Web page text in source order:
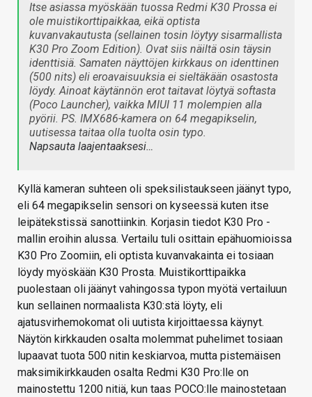
Itse asiassa myöskään tuossa Redmi K30 Prossa ei
ole muistikorttipaikkaa, eikä optista
kuvanvakautusta (sellainen tosin löytyy sisarmallista
K30 Pro Zoom Edition). Ovat siis näiltä osin täysin
identtisiä. Samaten näyttöjen kirkkaus on identtinen
(500 nits) eli eroavaisuuksia ei sieltäkään osastosta
löydy. Ainoat käytännön erot taitavat löytyä softasta
(Poco Launcher), vaikka MIUI 11 molempien alla
pyörii. PS. IMX686-kamera on 64 megapikselin,
uutisessa taitaa olla tuolta osin typo.
Napsauta laajentaaksesi…
Kyllä kameran suhteen oli speksilistaukseen jäänyt typo,
eli 64 megapikselin sensori on kyseessä kuten itse
leipätekstissä sanottiinkin. Korjasin tiedot K30 Pro -
mallin eroihin alussa. Vertailu tuli osittain epähuomioissa
K30 Pro Zoomiin, eli optista kuvanvakainta ei tosiaan
löydy myöskään K30 Prosta. Muistikorttipaikka
puolestaan oli jäänyt vahingossa typon myötä vertailuun
kun sellainen normaalista K30:stä löyty, eli
ajatusvirhemokomat oli uutista kirjoittaessa käynyt.
Näytön kirkkauden osalta molemmat puhelimet tosiaan
lupaavat tuota 500 nitin keskiarvoa, mutta pistemäisen
maksimikirkkauden osalta Redmi K30 Pro:lle on
mainostettu 1200 nitiä, kun taas POCO:lle mainostetaan